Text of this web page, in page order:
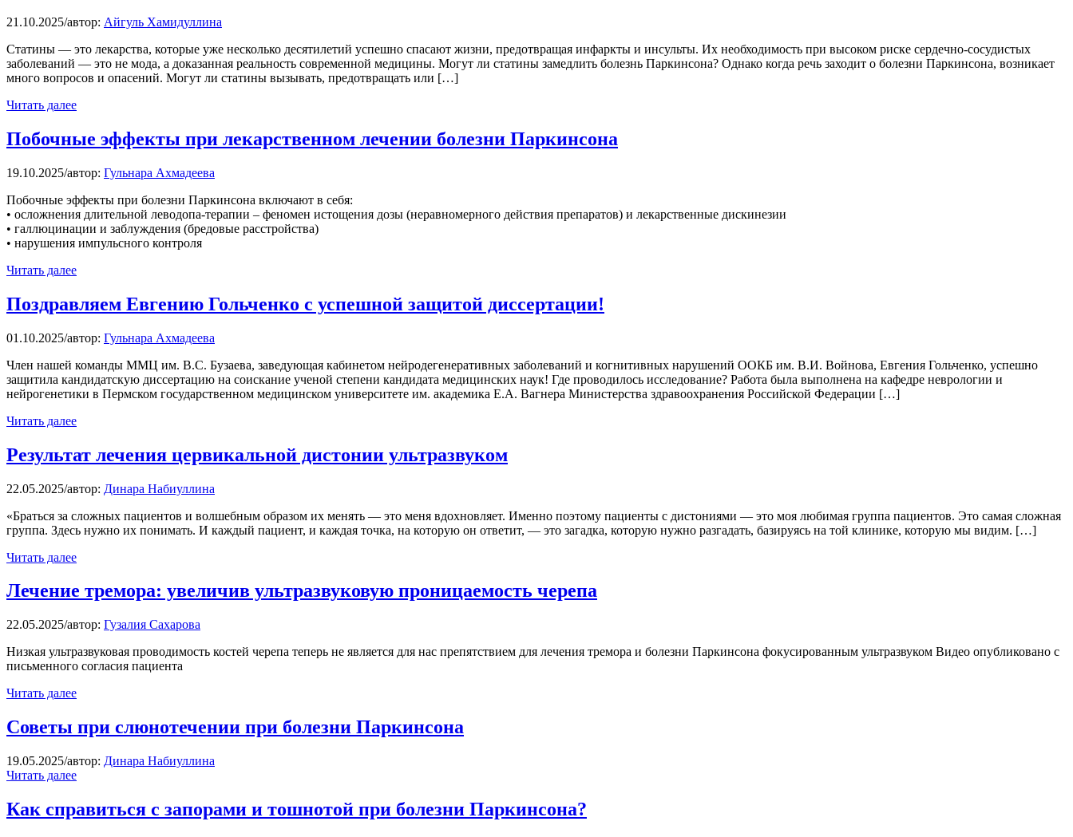
21.10.2025/автор: Айгуль Хамидуллина
Статины — это лекарства, которые уже несколько десятилетий успешно спасают жизни, предотвращая инфаркты и инсульты. Их необходимость при высоком риске сердечно-сосудистых
заболеваний — это не мода, а доказанная реальность современной медицины. Могут ли статины замедлить болезнь Паркинсона? Однако когда речь заходит о болезни Паркинсона, возникает
много вопросов и опасений. Могут ли статины вызывать, предотвращать или […]
Читать далее
Побочные эффекты при лекарственном лечении болезни Паркинсона
19.10.2025/автор: Гульнара Ахмадеева
Побочные эффекты при болезни Паркинсона включают в себя:
• осложнения длительной леводопа-терапии – феномен истощения дозы (неравномерного действия препаратов) и лекарственные дискинезии
• галлюцинации и заблуждения (бредовые расстройства)
• нарушения импульсного контроля
Читать далее
Поздравляем Евгению Гольченко с успешной защитой диссертации!
01.10.2025/автор: Гульнара Ахмадеева
Член нашей команды ММЦ им. В.С. Бузаева, заведующая кабинетом нейродегенеративных заболеваний и когнитивных нарушений ООКБ им. В.И. Войнова, Евгения Гольченко, успешно
защитила кандидатскую диссертацию на соискание ученой степени кандидата медицинских наук! Где проводилось исследование? Работа была выполнена на кафедре неврологии и
нейрогенетики в Пермском государственном медицинском университете им. академика Е.А. Вагнера Министерства здравоохранения Российской Федерации […]
Читать далее
Результат лечения цервикальной дистонии ультразвуком
22.05.2025/автор: Динара Набиуллина
«Браться за сложных пациентов и волшебным образом их менять — это меня вдохновляет. Именно поэтому пациенты с дистониями — это моя любимая группа пациентов. Это самая сложная
группа. Здесь нужно их понимать. И каждый пациент, и каждая точка, на которую он ответит, — это загадка, которую нужно разгадать, базируясь на той клинике, которую мы видим. […]
Читать далее
Лечение тремора: увеличив ультразвуковую проницаемость черепа
22.05.2025/автор: Гузалия Сахарова
Низкая ультразвуковая проводимость костей черепа теперь не является для нас препятствием для лечения тремора и болезни Паркинсона фокусированным ультразвуком Видео опубликовано с
письменного согласия пациента
Читать далее
Советы при слюнотечении при болезни Паркинсона
19.05.2025/автор: Динара Набиуллина
Читать далее
Как справиться с запорами и тошнотой при болезни Паркинсона?